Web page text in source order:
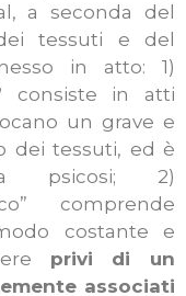
a seconda del
tessuti e del
in atto: 1)
consiste in atti
un grave e
dei tessuti, ed è
a psicosi; 2)
comprende
costante e
privi di un
associati